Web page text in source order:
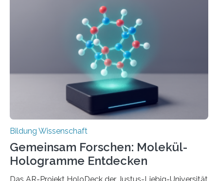
Erfindungen entstehen besonders dann, wenn
Wissenskategorien verschwimmen. Das zeigt neue
Forschung von Gianluca Carnabuci, Professor of
Organizational Behavior an der ESMT Berlin, und
Balázs Kovács, Professor an der Yale School of
Management. Die Forscher kommen zu dem Schluss,
dass Patente…
Bildung Wissenschaft
Gemeinsam Forschen: Molekül-
Hologramme Entdecken
Das AR-Projekt HoloDeck der Justus-Liebig-Universität